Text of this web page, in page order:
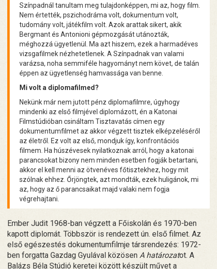
Színpadnál tanultam meg tulajdonképpen, mi az, hogy film.
Nem értették, pszichodráma volt, dokumentum volt,
tudomány volt, játékfilm volt. Azok arattak sikert, akik
Bergmant és Antonioni gépmozgását utánozták,
méghozzá ügyetlenül. Ma azt hiszem, ezek a harmadéves
vizsgafilmek nézhetetlenek. A Színpadnak van valami
varázsa, noha semmiféle hagyományt nem követ, de talán
éppen az ügyetlenség hamvassága van benne.
Mi volt a diplomafilmed?
Nekünk már nem jutott pénz diplomafilmre, úgyhogy
mindenki az első filmjével diplomázott, én a Katonai
Filmstúdióban csináltam Tisztavatás címen egy
dokumentumfilmet az akkor végzett tisztek elképzeléséről
az életről. Ez volt az első, mondjuk így, konfrontációs
filmem. Ha húszévesek nyilatkoznak arról, hogy a katonai
parancsokat bizony nem minden esetben fogják betartani,
akkor el kell menni az ötvenéves főtisztekhez, hogy mit
szólnak ehhez. Őrjöngtek, azt mondták, ezek huligánok, mi
az, hogy az ő parancsaikat majd valaki nem fogja
végrehajtani.
Ember Judit 1968-ban végzett a Főiskolán és 1970-ben
kapott diplomát. Többször is rendezett ún. első filmet. Az
első egészestés dokumentumfilmje társrendezés: 1972-
ben forgatta Gazdag Gyulával közösen A határozatot. A
Balázs Béla Stúdió keretei között készült művet a